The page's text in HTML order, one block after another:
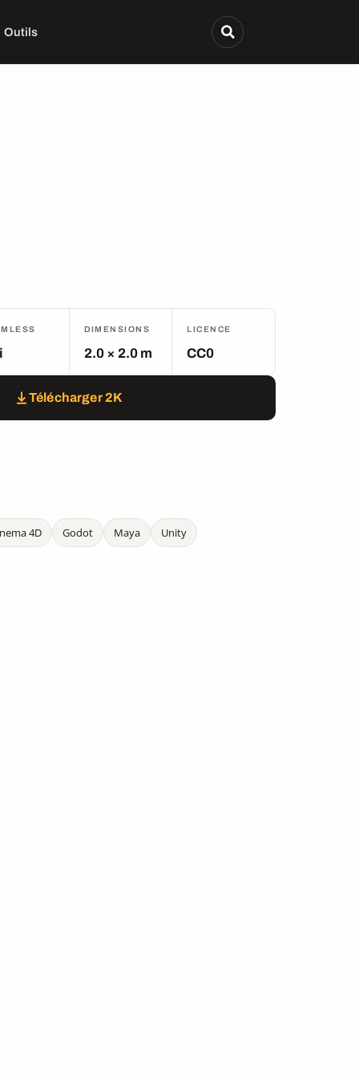
Outils
DIMENSIONS
2.0 × 2.0 m
LICENCE
CC0
Télécharger 2K
4D Godot Maya
Unity